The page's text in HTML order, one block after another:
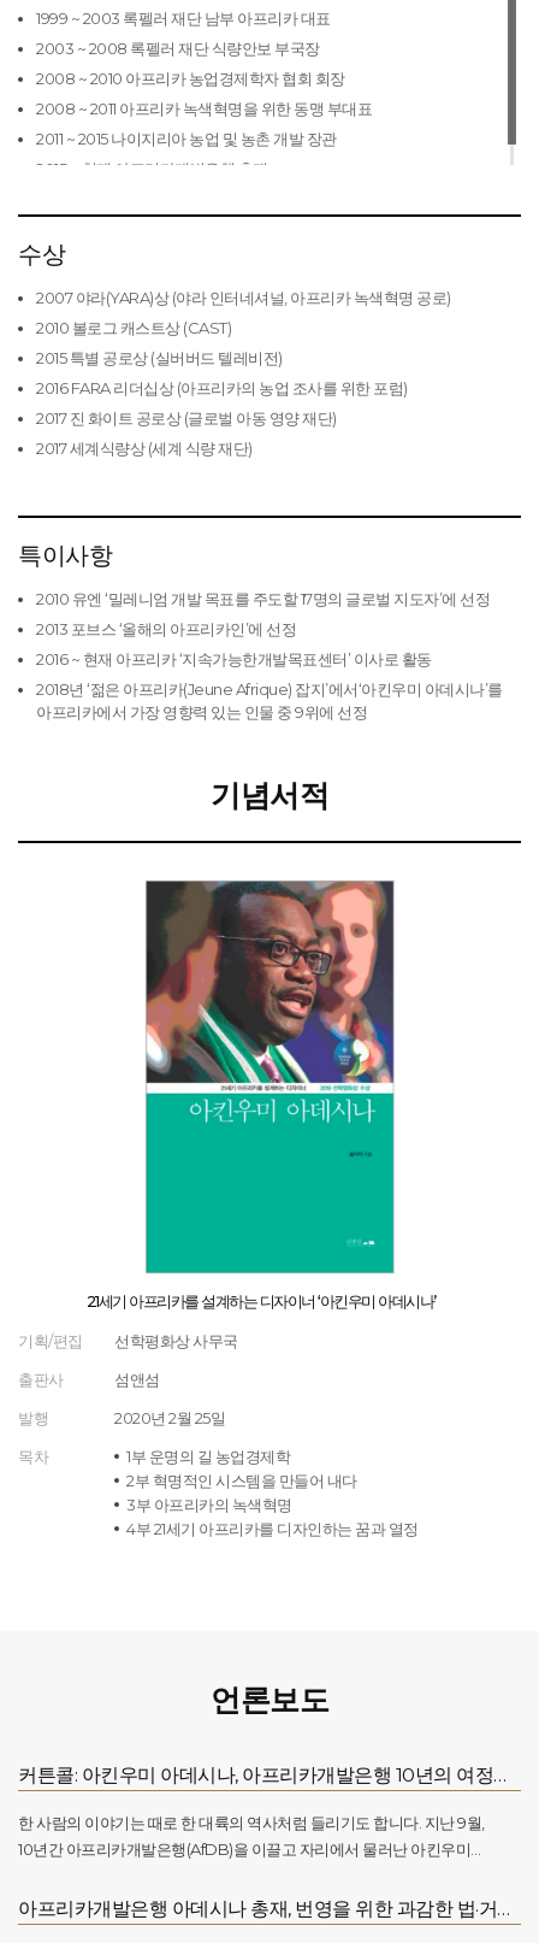
1999 ~ 2003 록펠러 재단 남부 아프리카 대표
2003 ~ 2008 록펠러 재단 식량안보 부국장
2008 ~ 2010 아프리카 농업경제학자 협회 회장
2008 ~ 2011 아프리카 녹색혁명을 위한 동맹 부대표
2011 ~ 2015 나이지리아 농업 및 농촌 개발 장관
2015 ~ 현재 아프리카개발은행 총재
수상
2007 야라(YARA)상 (야라 인터네셔널, 아프리카 녹색혁명 공로)
2010 볼로그 캐스트상 (CAST)
2015 특별 공로상 (실버버드 텔레비전)
2016 FARA 리더십상 (아프리카의 농업 조사를 위한 포럼)
2017 진 화이트 공로상 (글로벌 아동 영양 재단)
2017 세계식량상 (세계 식량 재단)
특이사항
2010 유엔 ‘밀레니엄 개발 목표를 주도할 17명의 글로벌 지도자’에 선정
2013 포브스 ‘올해의 아프리카인’에 선정
2016 ~ 현재 아프리카 ‘지속가능한개발목표센터’ 이사로 활동
2018년 ‘젊은 아프리카(Jeune Afrique) 잡지’에서‘아킨우미 아데시나’를
아프리카에서 가장 영향력 있는 인물 중 9위에 선정
기념서적
21세기 아프리카를 설계하는 디자이너 ‘아킨우미 아데시나’
기획/편집
선학평화상 사무국
출판사
섬앤섬
발행
2020년 2월 25일
목차
1부 운명의 길 농업경제학
2부 혁명적인 시스템을 만들어 내다
3부 아프리카의 녹색혁명
4부 21세기 아프리카를 디자인하는 꿈과 열정
언론보도
커튼콜: 아킨우미 아데시나, 아프리카개발은행 10년의 여정을 마치다
한 사람의 이야기는 때로 한 대륙의 역사처럼 들리기도 합니다. 지난 9월,
10년간 아프리카개발은행(AfDB)을 이끌고 자리에서 물러난 아킨우미
맞닿아 있습니다.나이지리아 이바단에서 농부의 아들로 태어난 그는 어린
시절부터 가난의 무게를 체감하며 자랐습니다. 분필 가루처럼 흩날리던 교실
아프리카개발은행 아데시나 총재, 번영을 위한 과감한 법·거버넌스 개혁 촉구